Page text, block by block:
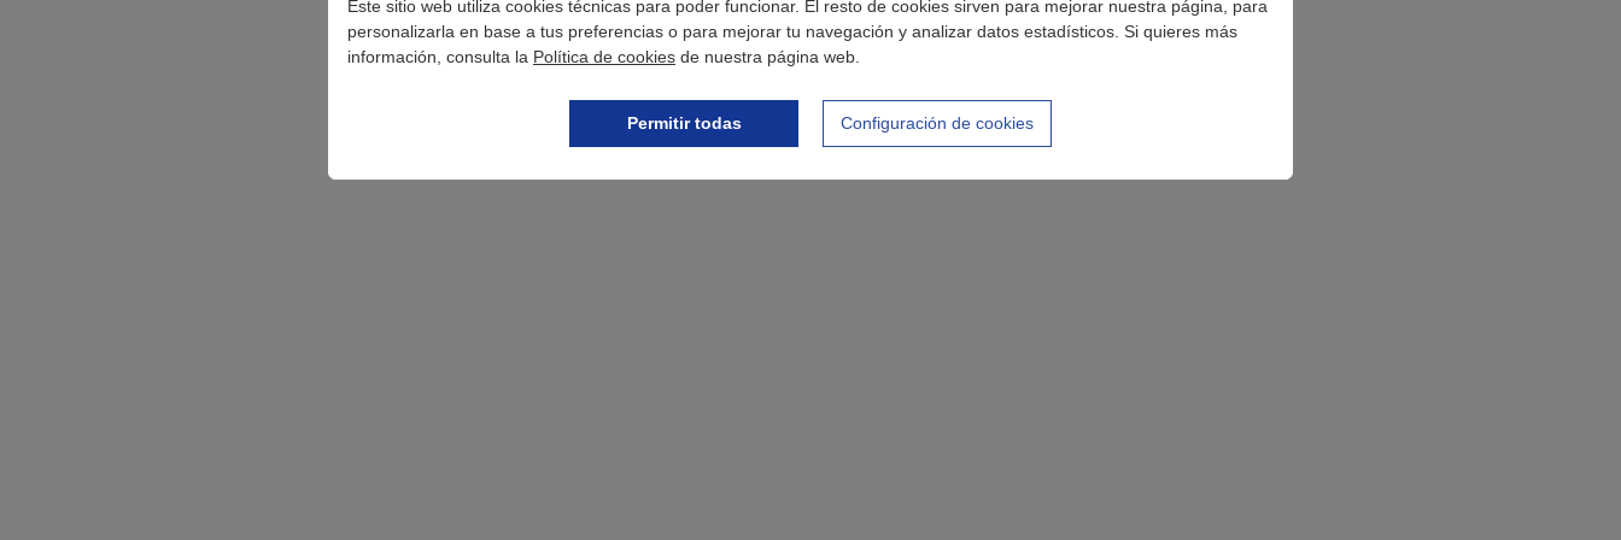
Este sitio web utiliza cookies técnicas para poder funcionar. El resto de cookies sirven para mejorar nuestra página, para
personalizarla en base a tus preferencias o para mejorar tu navegación y analizar datos estadísticos. Si quieres más
información, consulta la Política de cookies de nuestra página web.
Permitir todas Configuración de cookies